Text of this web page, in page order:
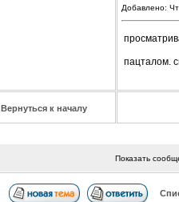
Добавлено:
пацталом.
Вернуться к началу
Показать